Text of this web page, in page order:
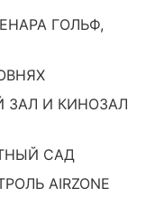
ГОЛЬФ,
И КИНОЗАЛ
САД
AIRZONE